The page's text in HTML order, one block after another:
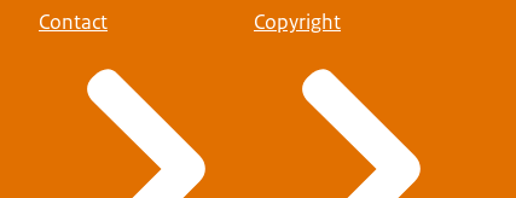
Contact Copyright